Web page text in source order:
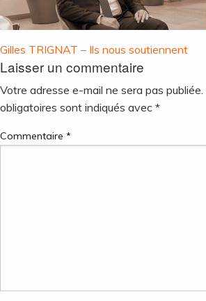
Navigation
de
l’article
Gilles TRIGNAT – Ils nous soutiennent
Laisser un commentaire
Votre adresse e-mail ne sera pas publiée.
obligatoires sont indiqués avec *
Commentaire *